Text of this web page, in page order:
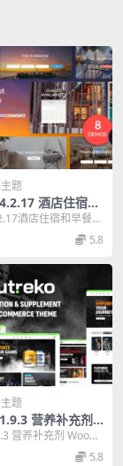
题
酒店住宿和
主题 终
酒店住宿和早餐预
题，集成完...
5.8
题
营养补充剂
主题必备指
营养补充剂 WooCo
提供5+...
5.8